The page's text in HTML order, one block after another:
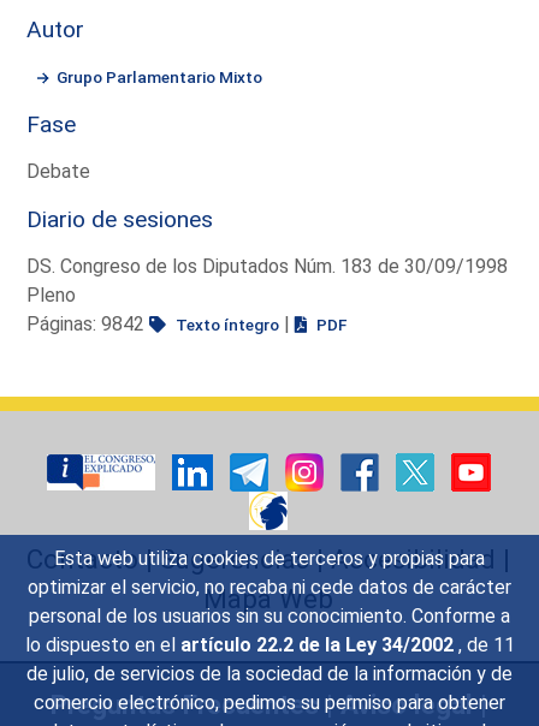
Esta web utiliza cookies de terceros y propias para
optimizar el servicio, no recaba ni cede datos de carácter
personal de los usuarios sin su conocimiento. Conforme a
lo dispuesto en el artículo 22.2 de la Ley 34/2002 , de 11
de julio, de servicios de la sociedad de la información y de
comercio electrónico, pedimos su permiso para obtener
Autor
Grupo Parlamentario Mixto
Fase
Debate
Diario de sesiones
DS. Congreso de los Diputados Núm. 183 de 30/09/1998
Pleno
Páginas: 9842
Texto íntegro | PDF
Contacto|Sugerencias|Accesibilidad |
Mapa Web
Preguntas Frecuentes|Aviso legal|